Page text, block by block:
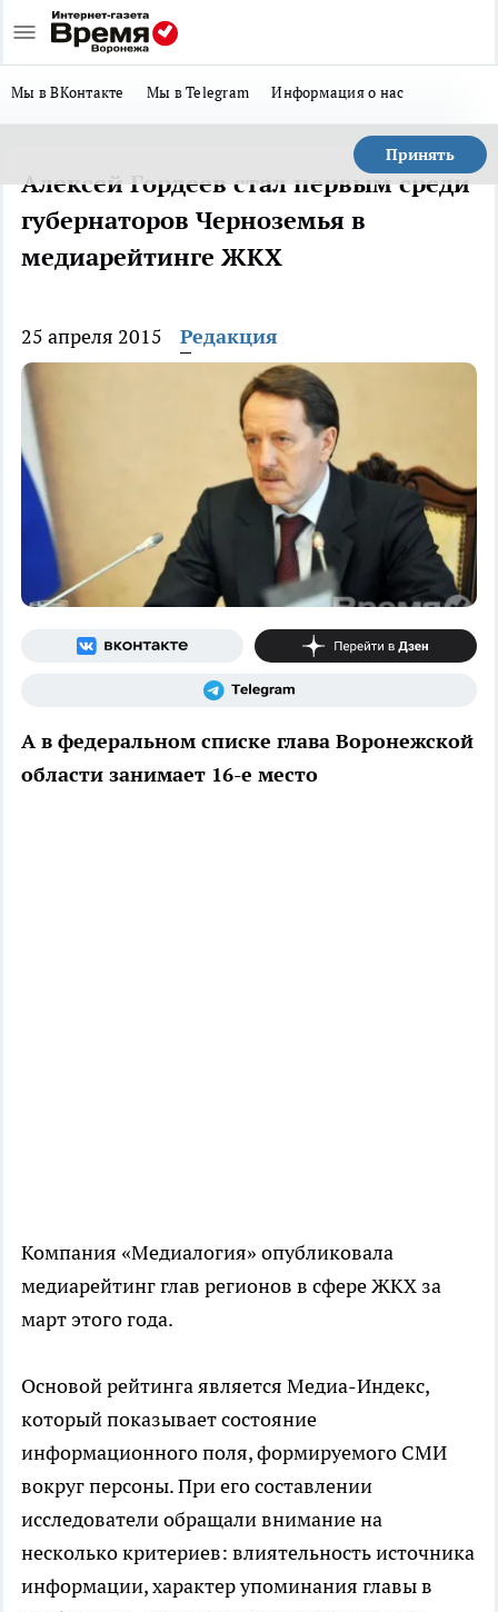
Мы в ВКонтакте Мы в Telegram Информация о нас
Принять
Алексей Гордеев стал первым среди
губернаторов Черноземья в
медиарейтинге ЖКХ
25 апреля 2015 Редакция
А в федеральном списке глава Воронежской
области занимает 16-е место
Компания «Медиалогия» опубликовала
медиарейтинг глав регионов в сфере ЖКХ за
март этого года.
Основой рейтинга является Медиа-Индекс,
который показывает состояние
информационного поля, формируемого СМИ
вокруг персоны. При его составлении
исследователи обращали внимание на
несколько критериев: влиятельность источника
информации, характер упоминания главы в